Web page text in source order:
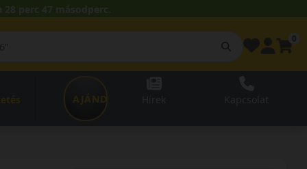
28 perc 46 másodperc.
AJÁNDÉKUTALVÁNY